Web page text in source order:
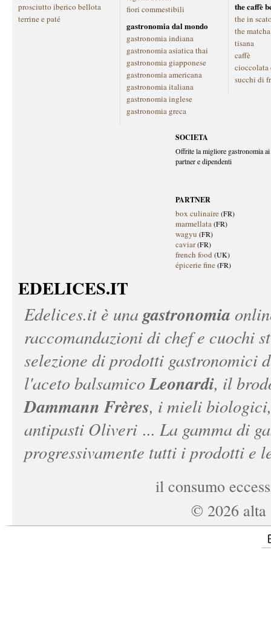
prosciutto iberico bellota
terrine e paté
fiori commestibili
gastronomia dal mondo
gastronomia indiana
gastronomia asiatica thai
gastronomia giapponese
gastronomia americana
gastronomia italiana
gastronomia inglese
gastronomia greca
the caffè
the in
the matcha
tisana
caffè
cioccolata
succhi di
SOCIETA
Offrite la migliore gastronomia
partner e dipendenti
PARTNER
box culinaire(FR)
marmellata(FR)
wagyu (FR)
caviar(FR)
french food (UK)
épicerie fine(FR)
EDELICES.IT
Edelices.itè una gastronomia
raccomandazioni di chef e cuochi
selezione di prodotti gastronomici
l'aceto balsamicoLeonardi, il
Dammann Frères, i mieli
antipasti Oliveri ... La gamma di
progressivamente tutti i prodotti e
il consumo
© 2026